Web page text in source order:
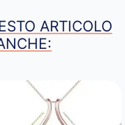
ARTICOLO